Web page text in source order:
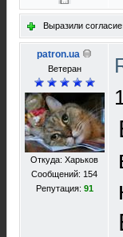
Выразили согласие:
patron.ua
Ветеран
Откуда: Харьков
Сообщений: 154
Репутация: 91